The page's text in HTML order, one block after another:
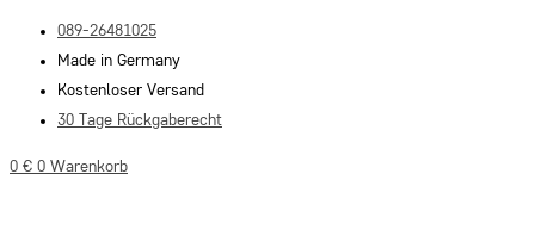
Inhalt
springen
089-26481025
Made in Germany
Kostenloser Versand
30 Tage Rückgaberecht
0 € 0 Warenkorb